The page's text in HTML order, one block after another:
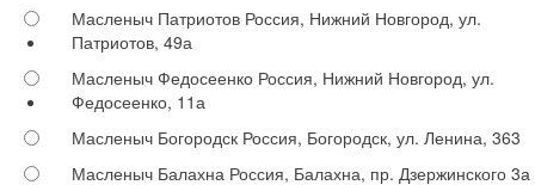
Масленыч Патриотов Россия, Нижний Новгород, ул.
Патриотов, 49а
Масленыч Федосеенко Россия, Нижний Новгород, ул.
Федосеенко, 11а
Масленыч Богородск Россия, Богородск, ул. Ленина, 363
Масленыч Балахна Россия, Балахна, пр. Дзержинского 3а